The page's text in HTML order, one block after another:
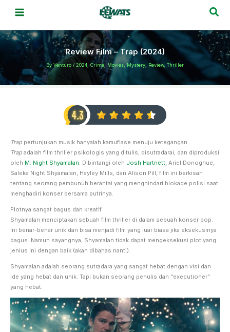
Review Film – Trap (2024)
By Venturo / 2024 Crime Movies,Mystery Review, Thriller
Trap pertunjukan musik hanyalah kamuflase menuju ketegangan
Trap adalah film thriller psikologis yang ditulis, disutradarai, dan diproduksi
oleh M. Night Shyamalan . Dibintangi oleh Josh Hartnett , Ariel Donoghue,
Saleka Night Shyamalan, Hayley Mills, dan Alison Pill, film ini berkisah
tentang seorang pembunuh berantai yang menghindari blokade polisi saat
menghadiri konser bersama putrinya.
Plotnya sangat bagus dan kreatif.
Shyamalan menciptakan sebuah film thriller di dalam sebuah konser pop.
Ini benar-benar unik dan bisa menjadi film yang luar biasa jika eksekusinya
bagus. Namun sayangnya, Shyamalan tidak dapat mengeksekusi plot yang
jenius ini dengan baik (akan dibahas nanti).
Shyamalan adalah seorang sutradara yang sangat hebat dengan visi dan
ide yang hebat dan unik. Tapi bukan seorang penulis dan “executioner”
yang hebat.